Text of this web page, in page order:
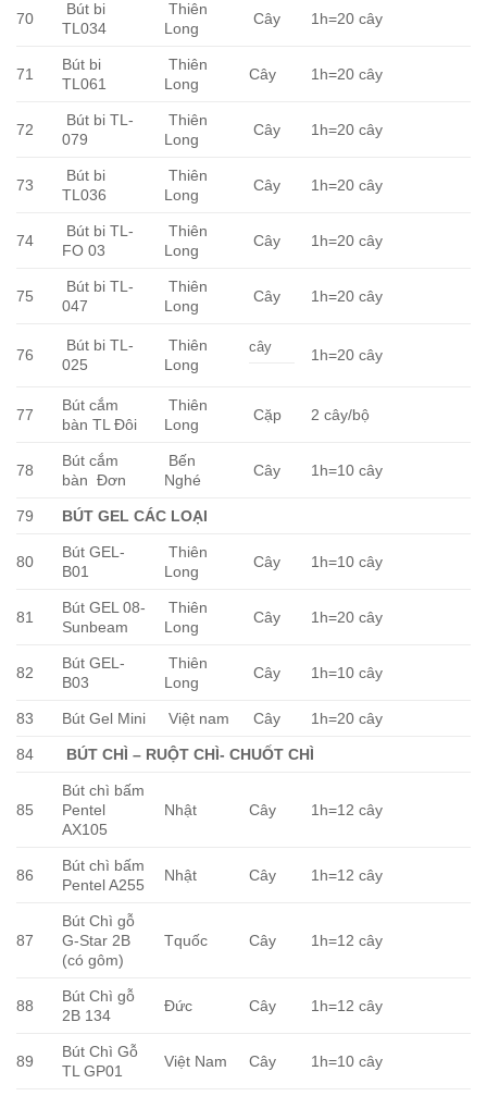
70
Bút bi
TL034
Thiên
Long
Cây 1h=20 cây
71
Bút bi
TL061
Thiên
Long
Cây 1h=20 cây
72
Bút bi TL-
079
Thiên
Long
Cây 1h=20 cây
73
Bút bi
TL036
Thiên
Long
Cây 1h=20 cây
74
Bút bi TL-
FO 03
Thiên
Long
Cây 1h=20 cây
75
Bút bi TL-
047
Thiên
Long
Cây 1h=20 cây
76
Bút bi TL-
025
Thiên
Long
cây 1h=20 cây
77
Bút cắm
bàn TL Đôi
Thiên
Long
Cặp 2 cây/bộ
78
Bút cắm
bàn Đơn
Bến
Nghé
Cây 1h=10 cây
79 BÚT GEL CÁC LOẠI
80
Bút GEL-
B01
Thiên
Long
Cây 1h=10 cây
81
Bút GEL 08-
Sunbeam
Thiên
Long
Cây 1h=20 cây
82
Bút GEL-
B03
Thiên
Long
Cây 1h=10 cây
83 Bút Gel Mini Việt nam Cây 1h=20 cây
84 BÚT CHÌ – RUỘT CHÌ- CHUỐT CHÌ
85
Bút chì bấm
Pentel
AX105
Nhật Cây 1h=12 cây
86
Bút chì bấm
Pentel A255
Nhật Cây 1h=12 cây
87
Bút Chì gỗ
G-Star 2B
(có gôm)
Tquốc Cây 1h=12 cây
88
Bút Chì gỗ
2B 134
Đức Cây 1h=12 cây
89
Bút Chì Gỗ
TL GP01
Việt Nam Cây 1h=10 cây